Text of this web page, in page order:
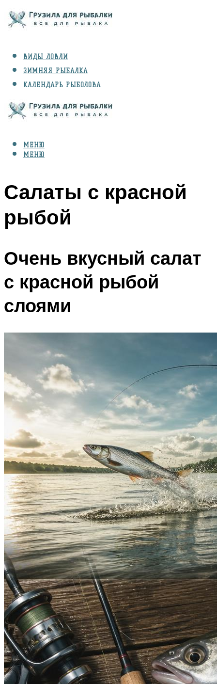
ВИДЫ ЛОВЛИ
ЗИМНЯЯ РЫБАЛКА
КАЛЕНДАРЬ РЫБОЛОВА
СНАРЯЖЕНИЕ
МЕНЮ
МЕНЮ
Салаты с красной
рыбой
Очень вкусный салат
с красной рыбой
слоями